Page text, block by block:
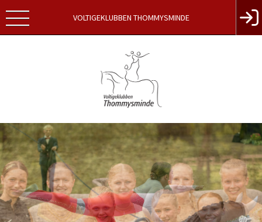
VOLTIGEKLUBBEN THOMMYSMINDE